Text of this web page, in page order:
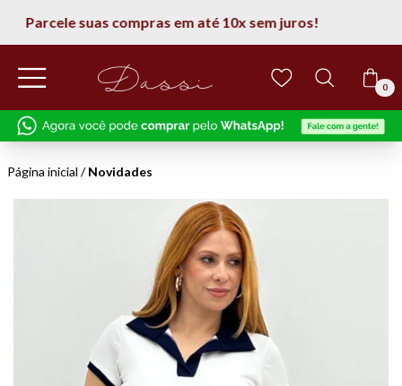
5% de desconto na 1° compra
0
Página inicial /Novidades